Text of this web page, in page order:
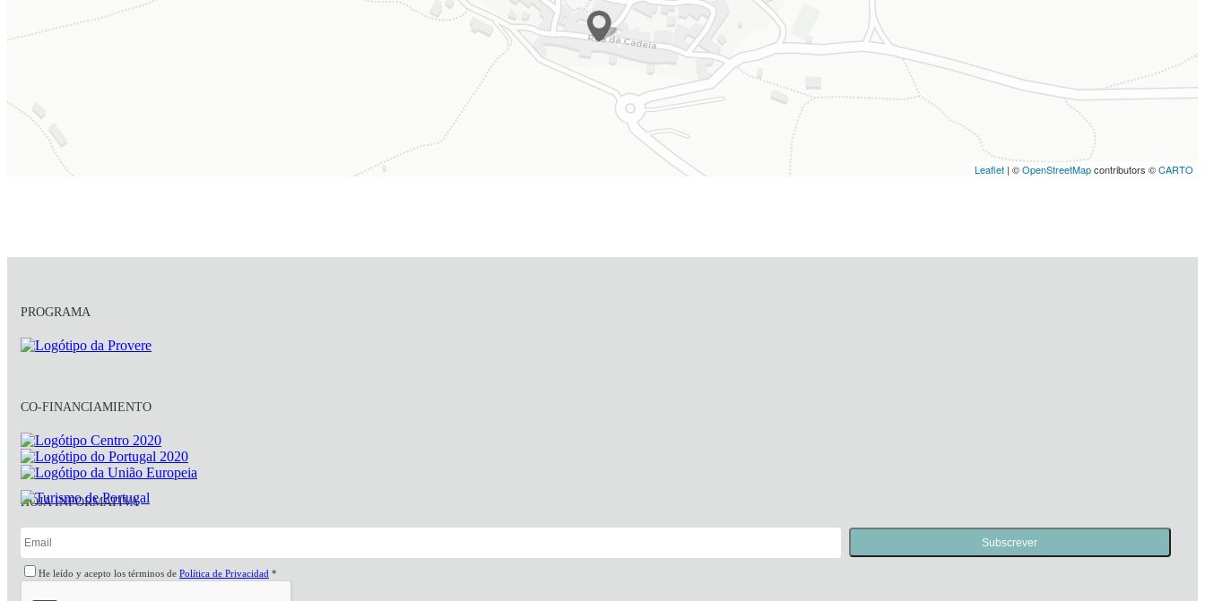
Leaflet | ©OpenStreetMapcontributors ©CARTO
PROGRAMA
CO-FINANCIAMIENTO
HOJA INFORMATIVA
He leído y acepto los términos de Política de Privacidad *